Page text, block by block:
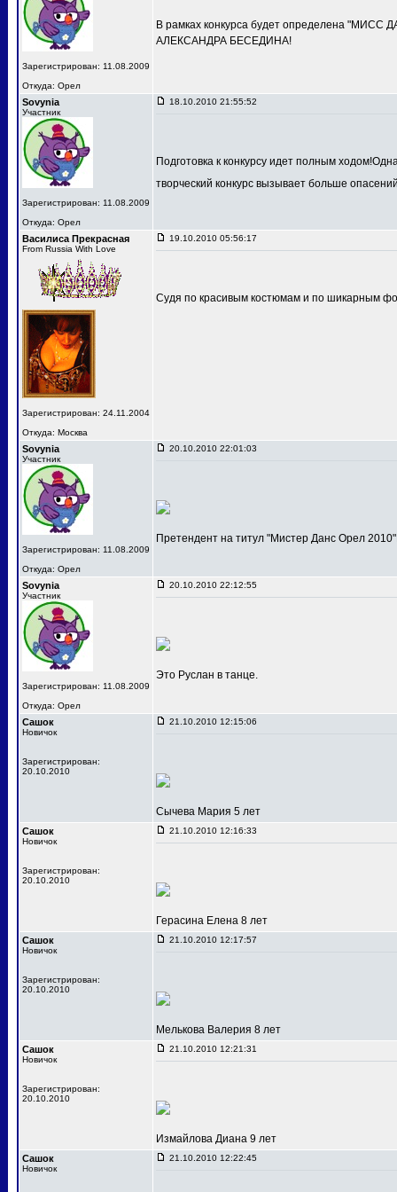
Зарегистрирован: 11.08.2009
Откуда: Орел
В рамках конкурса будет определена "МИСС
АЛЕКСАНДРА БЕСЕДИНА!
Sovynia
Участник
Зарегистрирован: 11.08.2009
Откуда: Орел
18.10.2010 21:55:52
Подготовка к конкурсу идет полным
творческий конкурс вызывает больше
Василиса Прекрасная
From Russia With Love
Зарегистрирован: 24.11.2004
Откуда: Москва
19.10.2010 05:56:17
Судя по красивым костюмам и по шикарным
Sovynia
Участник
Зарегистрирован: 11.08.2009
Откуда: Орел
20.10.2010 22:01:03
Претендент на титул "Мистер Данс Орел
Sovynia
Участник
Зарегистрирован: 11.08.2009
Откуда: Орел
20.10.2010 22:12:55
Это Руслан в танце.
Сашок
Новичок
Зарегистрирован:
20.10.2010
21.10.2010 12:15:06
Сычева Мария 5 лет
Сашок
Новичок
Зарегистрирован:
20.10.2010
21.10.2010 12:16:33
Герасина Елена 8 лет
Сашок
Новичок
Зарегистрирован:
20.10.2010
21.10.2010 12:17:57
Мелькова Валерия 8 лет
Сашок
Новичок
Зарегистрирован:
20.10.2010
21.10.2010 12:21:31
Измайлова Диана 9 лет
Сашок
Новичок
21.10.2010 12:22:45